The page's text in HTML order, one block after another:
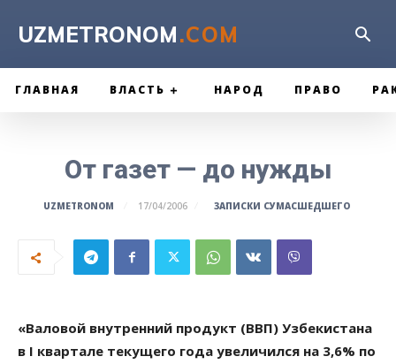
UZMETRONOM.COM
ГЛАВНАЯ ВЛАСТЬ НАРОД ПРАВО
От газет — до нужды
UZMETRONOM 17/04/2006 ЗАПИСКИ СУМАСШЕДШЕГО
«Валовой внутренний продукт (ВВП) Узбекистана
в I квартале текущего года увеличился на 3,6% по